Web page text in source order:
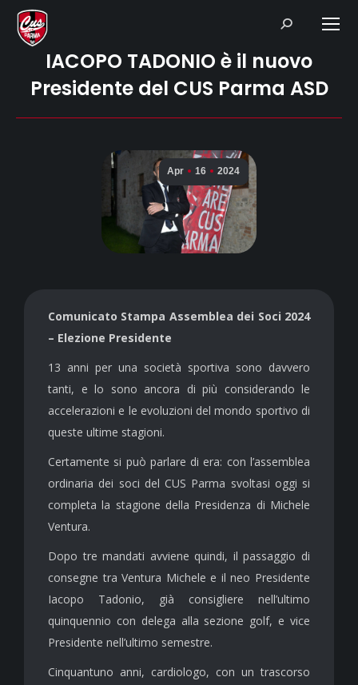
Search:
IACOPO TADONIO è il nuovo
Presidente del CUS Parma ASD
Apr 16 2024
Comunicato Stampa Assemblea dei Soci 2024
– Elezione Presidente
13 anni per una società sportiva sono davvero
tanti, e lo sono ancora di più considerando le
accelerazioni e le evoluzioni del mondo sportivo di
queste ultime stagioni.
Certamente si può parlare di era: con l’assemblea
ordinaria dei soci del CUS Parma svoltasi oggi si
completa la stagione della Presidenza di Michele
Ventura.
Dopo tre mandati avviene quindi, il passaggio di
consegne tra Ventura Michele e il neo Presidente
Iacopo Tadonio, già consigliere nell’ultimo
quinquennio con delega alla sezione golf, e vice
Presidente nell’ultimo semestre.
Cinquantuno anni, cardiologo, con un trascorso